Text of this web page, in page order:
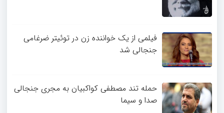
فیلمی از یک خواننده زن در توئیتر ضرغامی
جنجالی شد
حمله تند مصطفی کواکبیان به مجری جنجالی
صدا و سیما